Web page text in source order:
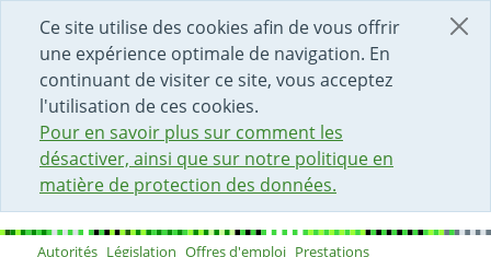
Ce site utilise des cookies afin de vous offrir
une expérience optimale de navigation. En
continuant de visiter ce site, vous acceptez
l'utilisation de ces cookies.
Pour en savoir plus sur comment les
désactiver, ainsi que sur notre politique en
matière de protection des données.
DÉBUT DU CONTENU DE LA PAGE
ACCÈS AU CHAMP DE RECHERCHE
PAGE D'ACCUEIL
FORMULAIRE DE CONTACT
Autorités Législation Offres d'emploi Prestations